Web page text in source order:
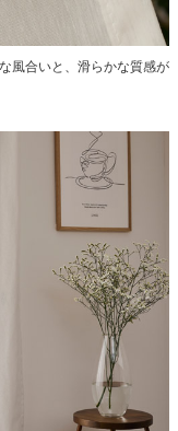
風合いと、滑らかな質感が